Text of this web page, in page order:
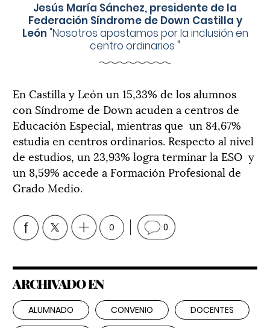
Jesús María Sánchez, presidente de la
Federación Síndrome de Down Castilla y
León "Nosotros apostamos por la inclusión en
centro ordinarios "
En Castilla y León un 15,33% de los alumnos
con Síndrome de Down acuden a centros de
Educación Especial, mientras que un 84,67%
estudia en centros ordinarios. Respecto al nivel
de estudios, un 23,93% logra terminar la ESO y
un 8,59% accede a Formación Profesional de
Grado Medio.
0 0
ARCHIVADO EN
ALUMNADO CONVENIO DOCENTES